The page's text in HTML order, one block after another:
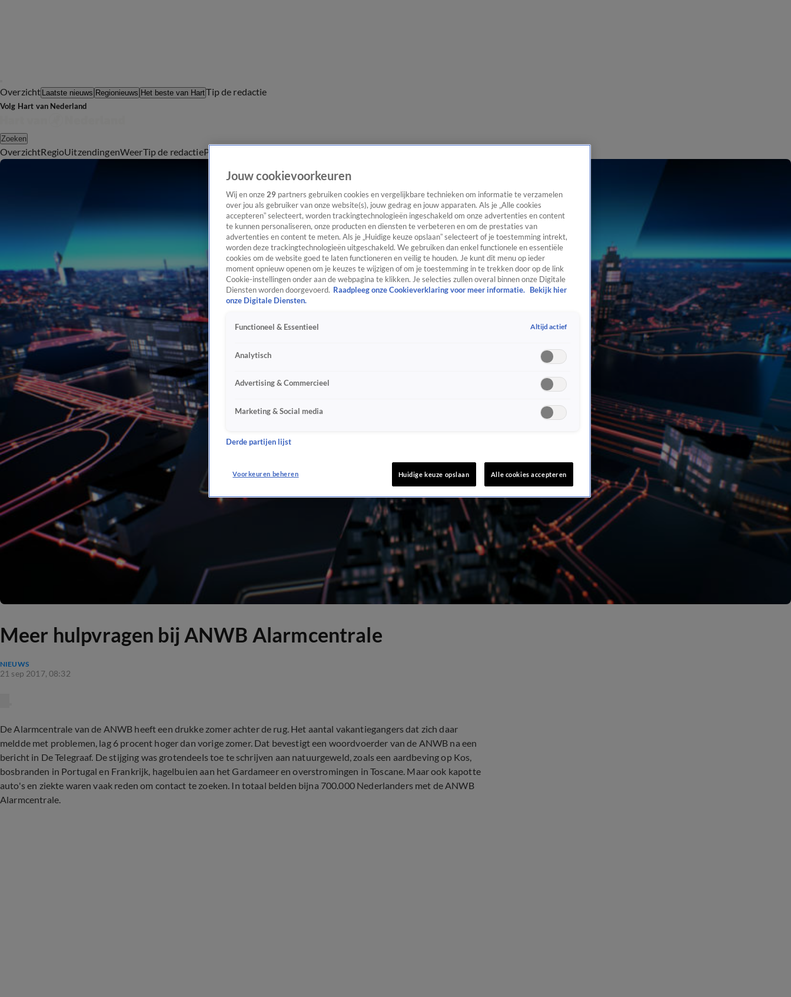
Overzicht Laatste nieuws Regionieuws Het beste van HartTip de redactie
Volg Hart van Nederland
Zoeken
OverzichtRegioUitzendingenWeerTip de redactiePanel
Meer hulpvragen bij ANWB Alarmcentrale
NIEUWS
21 sep 2017, 08:32
De Alarmcentrale van de ANWB heeft een drukke zomer achter de rug. Het aantal vakantiegangers dat zich daar
meldde met problemen, lag 6 procent hoger dan vorige zomer. Dat bevestigt een woordvoerder van de ANWB na een
bericht in De Telegraaf. De stijging was grotendeels toe te schrijven aan natuurgeweld, zoals een aardbeving op Kos,
bosbranden in Portugal en Frankrijk, hagelbuien aan het Gardameer en overstromingen in Toscane. Maar ook kapotte
auto's en ziekte waren vaak reden om contact te zoeken. In totaal belden bijna 700.000 Nederlanders met de ANWB
Alarmcentrale.
Jouw cookievoorkeuren
Wij en onze 29 partners gebruiken cookies en vergelijkbare technieken om informatie te verzamelen
over jou als gebruiker van onze website(s), jouw gedrag en jouw apparaten. Als je „Alle cookies
accepteren” selecteert, worden trackingtechnologieën ingeschakeld om onze advertenties en content
te kunnen personaliseren, onze producten en diensten te verbeteren en om de prestaties van
advertenties en content te meten. Als je „Huidige keuze opslaan” selecteert of je toestemming intrekt,
worden deze trackingtechnologieën uitgeschakeld. We gebruiken dan enkel functionele en essentiële
cookies om de website goed te laten functioneren en veilig te houden. Je kunt dit menu op ieder
moment opnieuw openen om je keuzes te wijzigen of om je toestemming in te trekken door op de link
Cookie-instellingen onder aan de webpagina te klikken. Je selecties zullen overal binnen onze Digitale
Diensten worden doorgevoerd. Raadpleeg onze Cookieverklaring voor meer informatie.
Bekijk hier
onze Digitale Diensten.
Functioneel & Essentieel Altijd actief
Analytisch
Advertising & Commercieel
Marketing & Social media
Derde partijen lijst
Voorkeuren beheren Huidige keuze opslaan Alle cookies accepteren